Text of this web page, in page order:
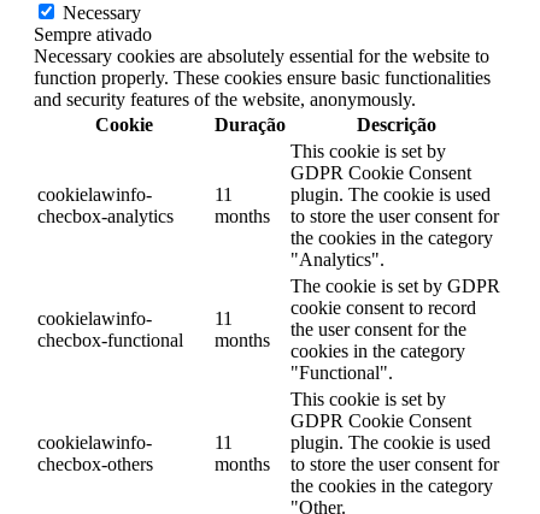
Necessary
Sempre ativado
Necessary cookies are absolutely essential for the website to
function properly. These cookies ensure basic functionalities
and security features of the website, anonymously.
Cookie
Duração Descrição
cookielawinfo-
checbox-analytics
11
months
This cookie is set by
GDPR Cookie Consent
plugin. The cookie is used
to store the user consent for
the cookies in the category
"Analytics".
cookielawinfo-
checbox-functional
11
months
The cookie is set by GDPR
cookie consent to record
the user consent for the
cookies in the category
"Functional".
cookielawinfo-
checbox-others
11
months
This cookie is set by
GDPR Cookie Consent
plugin. The cookie is used
to store the user consent for
the cookies in the category
"Other.